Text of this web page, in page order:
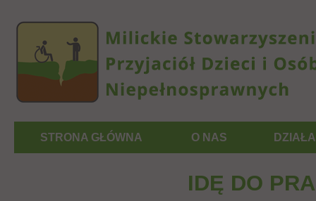
STRONA GŁÓWNA O NAS
IDĘ DO